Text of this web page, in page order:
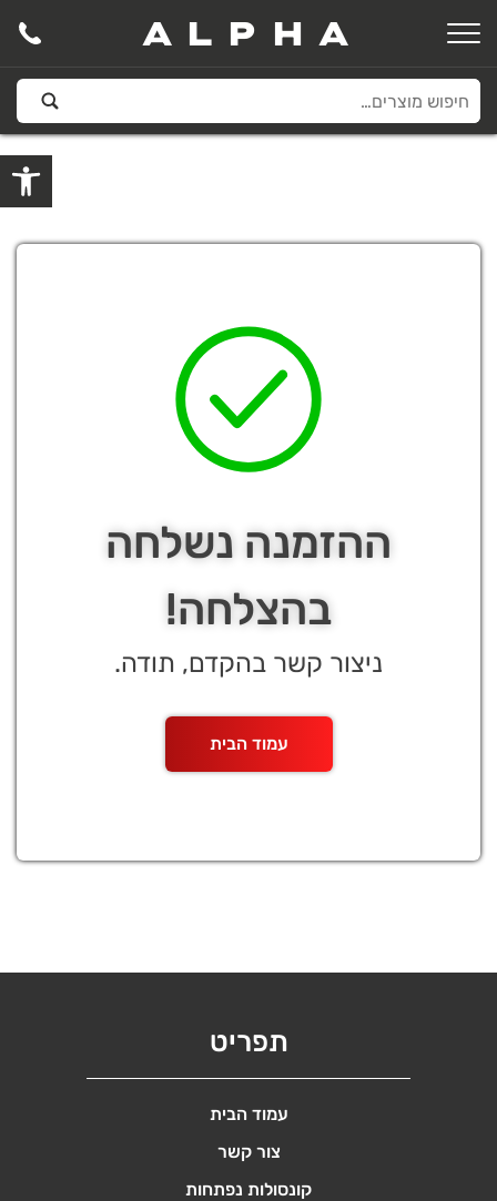
ALPHA
ההזמנה נשלחה
בהצלחה!
ניצור קשר בהקדם, תודה.
עמוד הבית
תפריט
עמוד הבית
צור קשר
קונסולות נפתחות
פתח